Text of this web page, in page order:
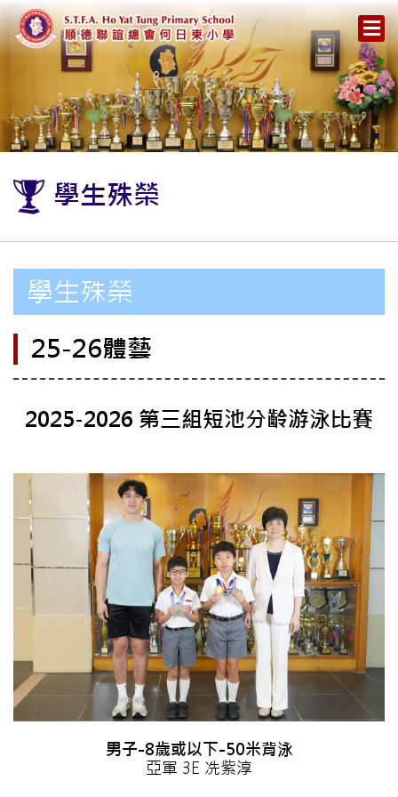
學生殊榮
學生殊榮
25-26體藝
2025-2026 第三組短池分齡游泳比賽
男子-8歲或以下-50米背泳
亞軍 3E 冼紫淳